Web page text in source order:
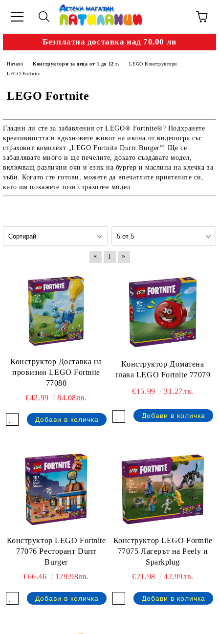
Безплатна доставка над 70,00 лв
Начало Конструктори за деца от 1 до 12 г.
LEGO Конструктори
LEGO Fortnite
LEGO Fortnite
Гладни ли сте за забавления от LEGO® Fortnite®? Подхранете
креативността и вдъхновете живот на икона от видеоигра със
страховит комплект „LEGO Fortnite Durrr Burger“! Ще се
забавлявате много и ще печелите, докато създавате модел,
включващ различни очи и език на бургер и маслина на клечка за
зъби. Когато сте готови, можете да впечатлите приятелите си,
като им покажете този страхотен модел.
« 1 »
Конструктор Доставка на
провизии LEGO Fortnite
77080
€42.99
84.08лв.
Конструктор Доматена
глава LEGO Fortnite 77079
€15.99 31.27лв.
Конструктор LEGO Fortnite
77076 Ресторант Durrr
Burger
€66.46
129.98лв.
Конструктор LEGO Fortnite
77075 Лагерът на Peely и
Sparkplug
€21.98
42.99лв.